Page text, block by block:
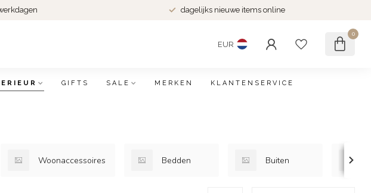
dagelijks nieuwe items online
EUR
0
GIFTS SALE MERKEN KLANTENSERVICE
Woonaccessoires Bedden Buiten